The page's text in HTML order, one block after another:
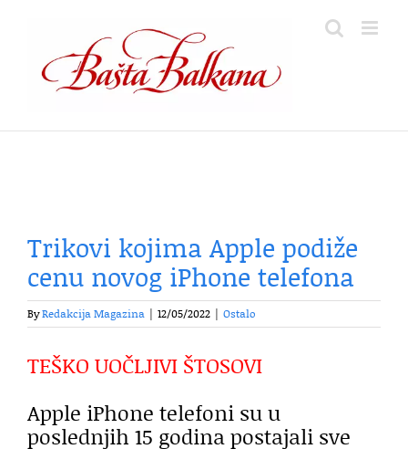
content
Trikovi kojima Apple podiže
cenu novog iPhone telefona
ByRedakcija Magazina 12/05/2022 Ostalo
TEŠKO UOČLJIVI ŠTOSOVI
Apple iPhone telefoni su u
poslednjih 15 godina postajali sve